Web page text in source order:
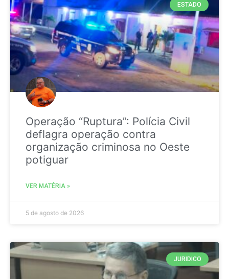
ESTADO
Operação “Ruptura”: Polícia Civil
deflagra operação contra
organização criminosa no Oeste
potiguar
VER MATÉRIA »
5 de agosto de 2026
JURIDICO